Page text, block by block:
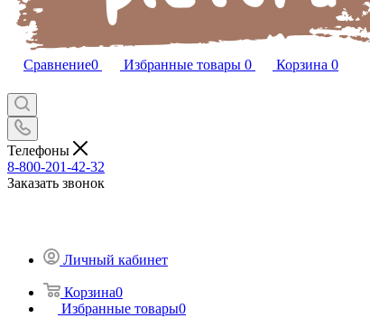
Сравнение0 Избранные товары 0 Корзина 0
Телефоны
8-800-201-42-32
Заказать звонок
Личный кабинет
Корзина0
Избранные товары0